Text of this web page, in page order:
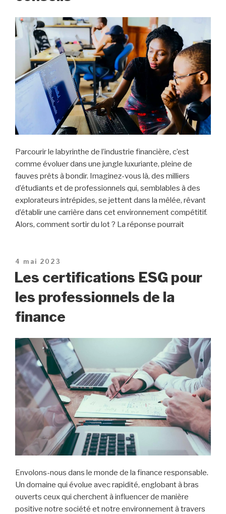
Parcourir le labyrinthe de l’industrie financière, c’est
comme évoluer dans une jungle luxuriante, pleine de
fauves prêts à bondir. Imaginez-vous là, des milliers
d’étudiants et de professionnels qui, semblables à des
explorateurs intrépides, se jettent dans la mêlée, rêvant
d’établir une carrière dans cet environnement compétitif.
Alors, comment sortir du lot ? La réponse pourrait
Publié
le
4 mai 2023
Les certifications ESG pour
les professionnels de la
finance
Envolons-nous dans le monde de la finance responsable.
Un domaine qui évolue avec rapidité, englobant à bras
ouverts ceux qui cherchent à influencer de manière
positive notre société et notre environnement à travers